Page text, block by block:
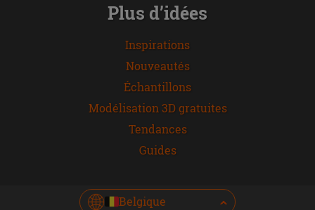
Plus d’idées
Inspirations
Nouveautés
Échantillons
Modélisation 3D gratuites
Tendances
Guides
Belgique